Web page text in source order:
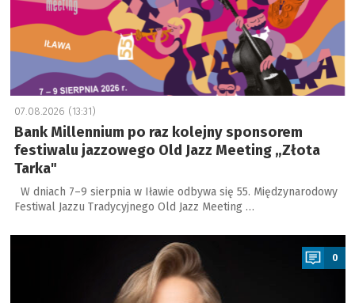
07.08.2026 (13:31)
Bank Millennium po raz kolejny sponsorem
festiwalu jazzowego Old Jazz Meeting „Złota
Tarka"
W dniach 7–9 sierpnia w Iławie odbywa się 55. Międzynarodowy
Festiwal Jazzu Tradycyjnego Old Jazz Meeting …
a
0